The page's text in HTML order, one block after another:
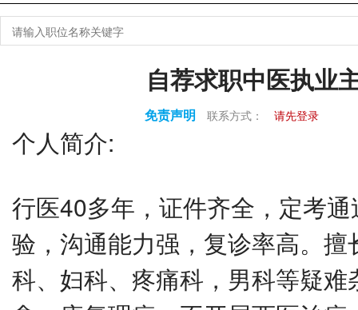
自荐求职中医执业
免责声明 联系方式： 请先登录
个人简介:
行医40多年，证件齐全，定考
验，沟通能力强，复诊率高。
科、妇科、疼痛科，男科等疑